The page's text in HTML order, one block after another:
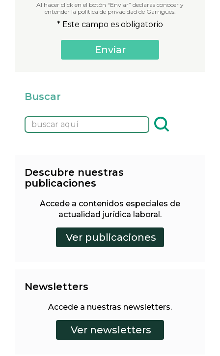
Al hacer click en el botón “Enviar” declaras conocer y
entender la política de privacidad de Garrigues.
* Este campo es obligatorio
Buscar
Descubre nuestras
publicaciones
Accede a contenidos especiales de
actualidad jurídica laboral.
Newsletters
Accede a nuestras newsletters.